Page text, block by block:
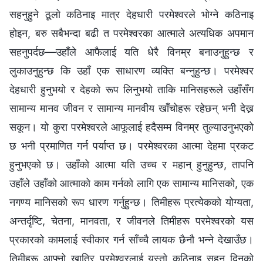
सहनुहुने ठूलो कठिनाइ मात्र देहधारी परमेश्‍वरले भोग्ने कठिनाइ
होइन, बरु सबैभन्दा बढी त परमेश्‍वरका आत्माले अत्यधिक अपमान
सहनुपर्दछ—उहाँले आफैलाई यति धेरै विनम्र बनाउनुहुन्छ र
लुकाउनुहुन्छ कि उहाँ एक साधारण व्यक्ति बन्नुहुन्छ। परमेश्‍वर
देहधारी हुनुभयो र देहको रूप लिनुभयो ताकि मानिसहरूले उहाँसँग
सामान्य मानव जीवन र सामान्य मानवीय खाँचोहरू रहेछन् भनी देख्न
सकून। यो कुरा परमेश्‍वरले आफूलाई हदैसम्म विनम्र तुल्याउनुभएको
छ भनी प्रमाणित गर्न पर्याप्त छ। परमेश्‍वरका आत्मा देहमा प्रकट
हुनुभएको छ। उहाँको आत्मा यति उच्च र महान् हुनुहुन्छ, तापनि
उहाँले उहाँको आत्माको काम गर्नको लागि एक सामान्य मानिसको, एक
नगण्य मानिसको रूप धारण गर्नुहुन्छ। तिमीहरू प्रत्येकको योग्यता,
अन्तर्दृष्टि, चेतना, मानवता, र जीवनले तिमीहरू परमेश्‍वरको यस
प्रकारको कामलाई स्वीकार गर्न साँच्चै लायक छैनौ भन्ने देखाउँछ।
तिमीहरू आफ्नो खातिर परमेश्‍वरलाई यस्तो कठिनाइ सहन दिनको